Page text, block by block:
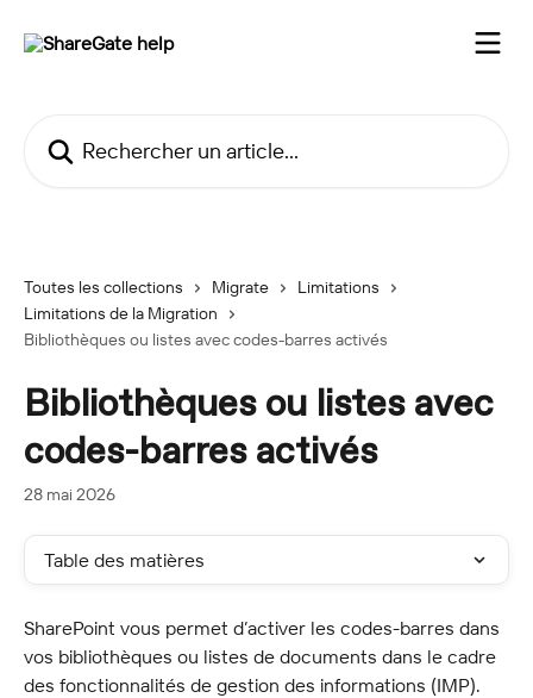
Toutes les collections Migrate
Limitations
Limitations de la Migration
Bibliothèques ou listes avec codes-barres activés
Bibliothèques ou listes avec
codes-barres activés
28 mai 2026
Table des matières
SharePoint vous permet d’activer les codes-barres dans
vos bibliothèques ou listes de documents dans le cadre
des fonctionnalités de gestion des informations (IMP).